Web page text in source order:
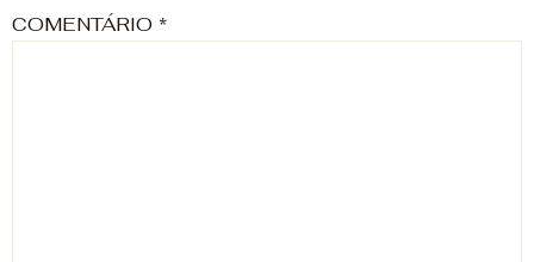
COMENTÁRIO *